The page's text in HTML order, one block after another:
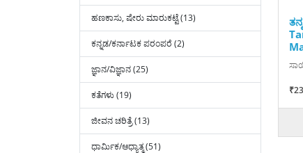
ಹಣಕಾಸು, ಷೇರು ಮಾರುಕಟ್ಟೆ (13)
ಕನ್ನಡ/ಕರ್ನಾಟಕ ಪರಂಪರೆ (2)
ಜ್ಞಾನ/ವಿಜ್ಞಾನ (25)
ಕತೆಗಳು (19)
ಜೀವನ ಚರಿತ್ರೆ (13)
ಧಾರ್ಮಿಕ/ಆಧ್ಯಾತ್ಮ (51)